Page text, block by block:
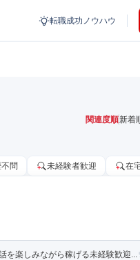
転職成功ノウハウ
関連度順新着
問 未経験者歓迎 在
を楽しみながら稼げる未経験歓迎...